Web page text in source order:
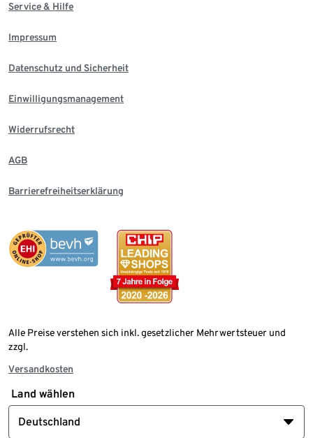
Service & Hilfe
Impressum
Datenschutz und Sicherheit
Einwilligungsmanagement
Widerrufsrecht
AGB
Barrierefreiheitserklärung
Alle Preise verstehen sich inkl. gesetzlicher Mehrwertsteuer und
zzgl.
Versandkosten
Land wählen
Deutschland